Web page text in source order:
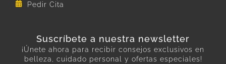
Pedir Cita
Suscríbete a nuestra newsletter
¡Únete ahora para recibir consejos exclusivos en
belleza, cuidado personal y ofertas especiales!